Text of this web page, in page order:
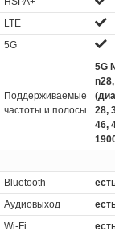
LTE
5G
Поддерживаемые
частоты и полосы
5G
28,
46,
Bluetooth
Аудиовыход
Wi-Fi